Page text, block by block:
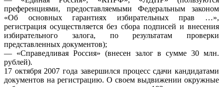
преференциями, предоставляемыми Федеральным законом
«Об основных гарантиях избирательных прав …»,
регистрация осуществляется без сбора подписей и внесения
избирательного залога, по результатам проверки
представленных документов);
— «Справедливая Россия» (внесен залог в сумме 30 млн.
рублей).
17 октября 2007 года завершился процесс сдачи кандидатами
документов на регистрацию. О своем выдвижении окружные